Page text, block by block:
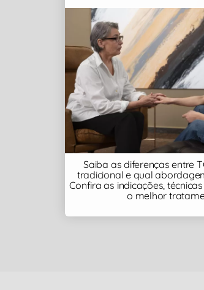
Saiba as diferenças entre
tradicional e qual
Confira as indicações,
o melhor